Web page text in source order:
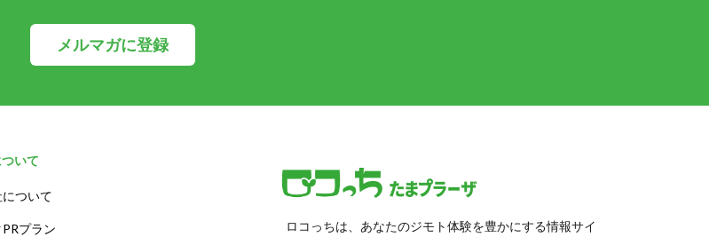
メルマガに登録
いて
ついて
プラン ロコっちは、あなたのジモト体験を豊かにする情報サイ